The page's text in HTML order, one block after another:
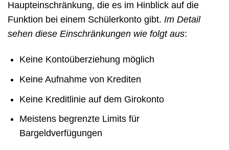
Haupteinschränkung, die es im Hinblick auf die
Funktion bei einem Schülerkonto gibt. Im Detail
sehen diese Einschränkungen wie folgt aus:
Keine Kontoüberziehung möglich
Keine Aufnahme von Krediten
Keine Kreditlinie auf dem Girokonto
Meistens begrenzte Limits für
Bargeldverfügungen